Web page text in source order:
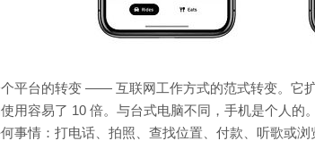
平台的转变 —— 互联网工作方式的范式转变。它
用容易了 10 倍。与台式电脑不同，手机是个人的
事情：打电话、拍照、查找位置、付款、听歌或